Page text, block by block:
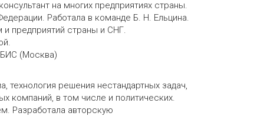
на многих предприятиях страны.
Работала в команде Б. Н. Ельцина.
и предприятий страны и СНГ.
(Москва)
технология решения нестандартных задач,
компаний, в том числе и политических.
Разработала авторскую